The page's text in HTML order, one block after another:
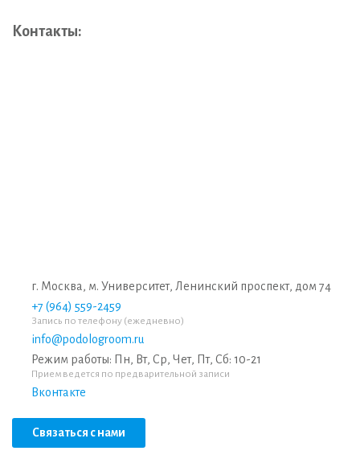
Контакты:
г. Москва, м. Университет, Ленинский проспект, дом 74
+7 (964) 559-2459
Запись по телефону (ежедневно)
info@podologroom.ru
Режим работы: Пн, Вт, Ср, Чет, Пт, Сб: 10-21
Прием ведется по предварительной записи
Вконтакте
Связаться с нами